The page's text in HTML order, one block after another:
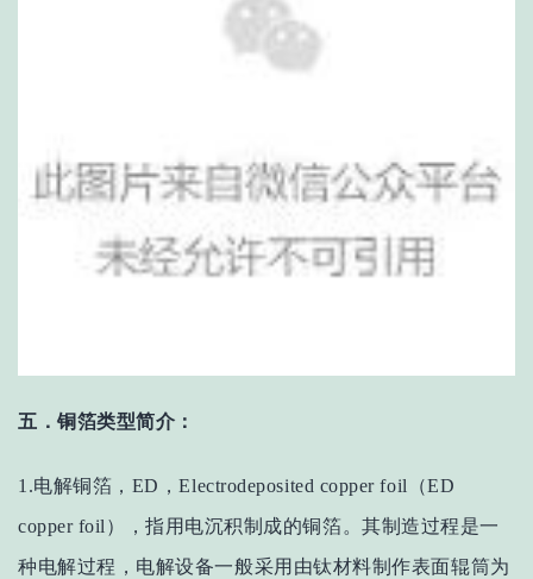
五．铜箔类型简介：
1.电解铜箔，ED，Electrodeposited copper foil（ED
copper foil），指用电沉积制成的铜箔。其制造过程是一
种电解过程，电解设备一般采用由钛材料制作表面辊筒为